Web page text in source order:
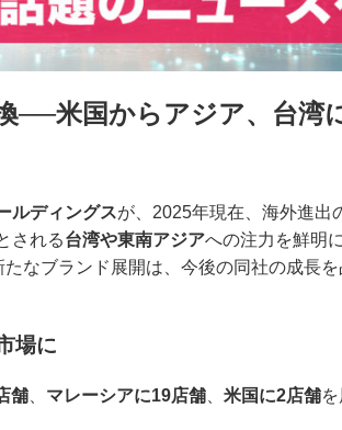
──米国からアジア、台湾
ルディングスが、2025年現在、海外進出
される台湾や東南アジアへの注力を鮮明
なブランド展開は、今後の同社の成長
場に
舗 マレーシアに19店舗 米国に2店舗